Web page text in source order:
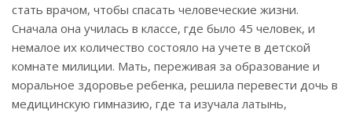
стать врачом, чтобы спасать человеческие жизни.
Сначала она училась в классе, где было 45 человек, и
немалое их количество состояло на учете в детской
комнате милиции. Мать, переживая за образование и
моральное здоровье ребенка, решила перевести дочь в
медицинскую гимназию, где та изучала латынь,